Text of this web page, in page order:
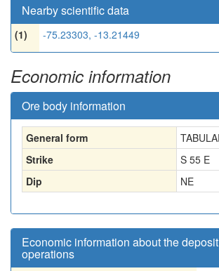
Nearby scientific data
(1) -75.23303, -13.21449
Economic information
Ore body information
General form
Strike
S 55 E
Dip
NE
Economic information about the
operations